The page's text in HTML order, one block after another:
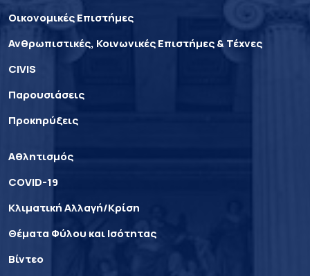
Οικονομικές Επιστήμες
Ανθρωπιστικές, Κοινωνικές Επιστήμες & Τέχνες
CIVIS
Παρουσιάσεις
Προκηρύξεις
Αθλητισμός
COVID-19
Κλιματική Αλλαγή/Κρίση
Θέματα Φύλου και Ισότητας
Βίντεο